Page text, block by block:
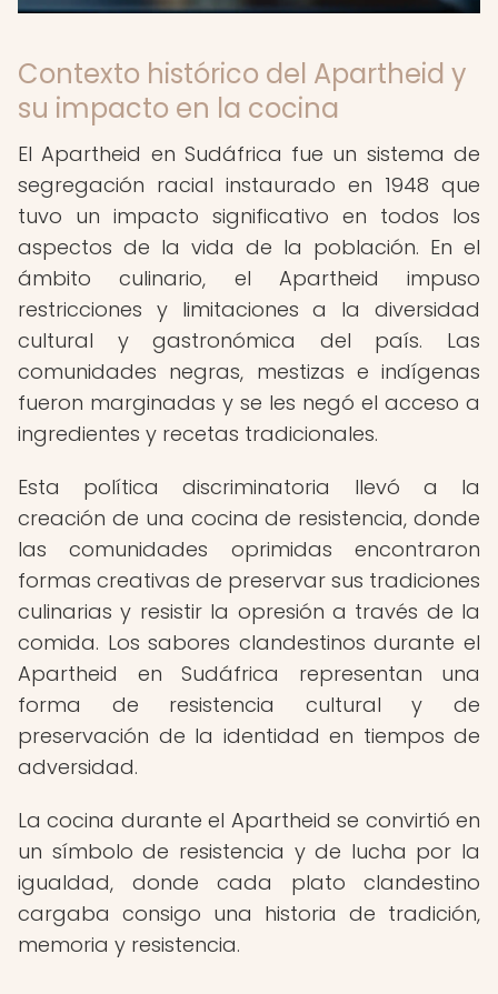
Contexto histórico del Apartheid y
su impacto en la cocina
El Apartheid en Sudáfrica fue un sistema de
segregación racial instaurado en 1948 que
tuvo un impacto significativo en todos los
aspectos de la vida de la población. En el
ámbito culinario, el Apartheid impuso
restricciones y limitaciones a la diversidad
cultural y gastronómica del país. Las
comunidades negras, mestizas e indígenas
fueron marginadas y se les negó el acceso a
ingredientes y recetas tradicionales.
Esta política discriminatoria llevó a la
creación de una cocina de resistencia, donde
las comunidades oprimidas encontraron
formas creativas de preservar sus tradiciones
culinarias y resistir la opresión a través de la
comida. Los sabores clandestinos durante el
Apartheid en Sudáfrica representan una
forma de resistencia cultural y de
preservación de la identidad en tiempos de
adversidad.
La cocina durante el Apartheid se convirtió en
un símbolo de resistencia y de lucha por la
igualdad, donde cada plato clandestino
cargaba consigo una historia de tradición,
memoria y resistencia.